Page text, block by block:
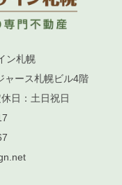
ン札幌
ャース札幌ビル4階
日：土日祝日